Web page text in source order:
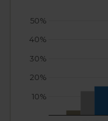
10%
20%
30%
40%
50%